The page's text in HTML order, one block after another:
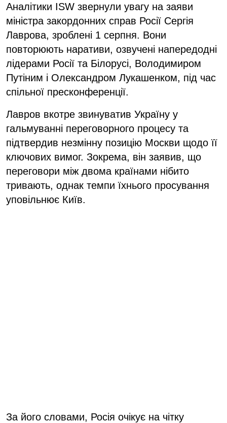
Аналітики ISW звернули увагу на заяви
міністра закордонних справ Росії Сергія
Лаврова, зроблені 1 серпня. Вони
повторюють наративи, озвучені напередодні
лідерами Росії та Білорусі, Володимиром
Путіним і Олександром Лукашенком, під час
спільної пресконференції.
Лавров вкотре звинуватив Україну у
гальмуванні переговорного процесу та
підтвердив незмінну позицію Москви щодо її
ключових вимог. Зокрема, він заявив, що
переговори між двома країнами нібито
тривають, однак темпи їхнього просування
уповільнює Київ.
За його словами, Росія очікує на чітку